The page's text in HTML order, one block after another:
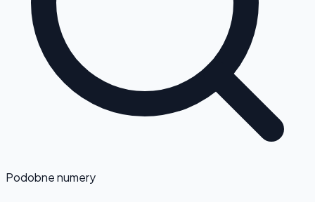
Podobne numery